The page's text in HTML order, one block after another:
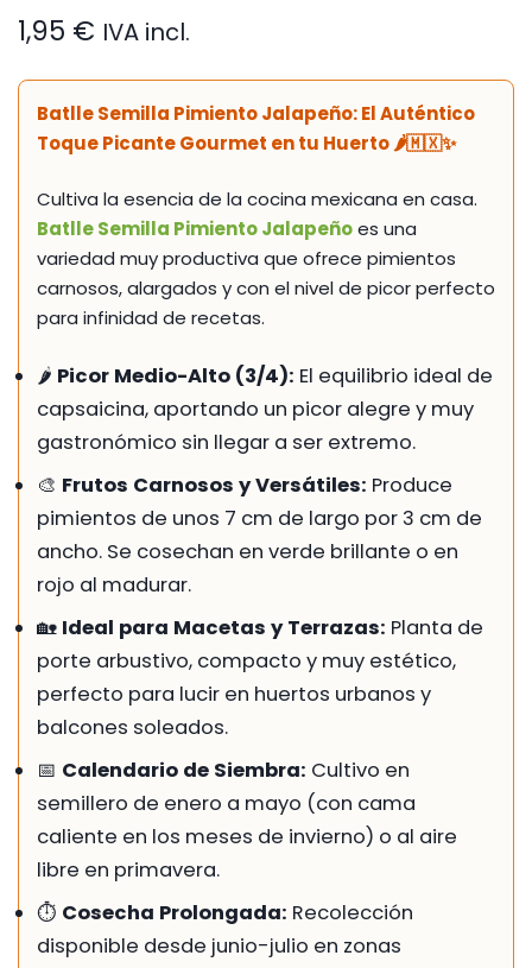
1,95 € IVA incl.
Batlle Semilla Pimiento Jalapeño: El Auténtico
Toque Picante Gourmet en tu Huerto 🌶️🇲🇽✨
Cultiva la esencia de la cocina mexicana en casa.
Batlle Semilla Pimiento Jalapeñoes una
variedad muy productiva que ofrece pimientos
carnosos, alargados y con el nivel de picor perfecto
para infinidad de recetas.
🌶️ Picor Medio-Alto (3/4): El equilibrio ideal de
capsaicina, aportando un picor alegre y muy
gastronómico sin llegar a ser extremo.
🎨 Frutos Carnosos y Versátiles: Produce
pimientos de unos 7 cm de largo por 3 cm de
ancho. Se cosechan en verde brillante o en
rojo al madurar.
🏡 Ideal para Macetas y Terrazas: Planta de
porte arbustivo, compacto y muy estético,
perfecto para lucir en huertos urbanos y
balcones soleados.
📅 Calendario de Siembra: Cultivo en
semillero de enero a mayo (con cama
caliente en los meses de invierno) o al aire
libre en primavera.
⏱️ Cosecha Prolongada: Recolección
disponible desde junio-julio en zonas